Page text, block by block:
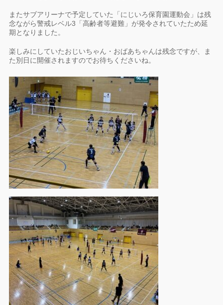
またサブアリーナで予定していた「にじいろ保育園運動会」は残
念ながら警戒レベル3「高齢者等避難」が発令されていたため延
期となりました。
楽しみにしていたおじいちゃん・おばあちゃんは残念ですが、ま
た別日に開催されますのでお待ちくださいね。